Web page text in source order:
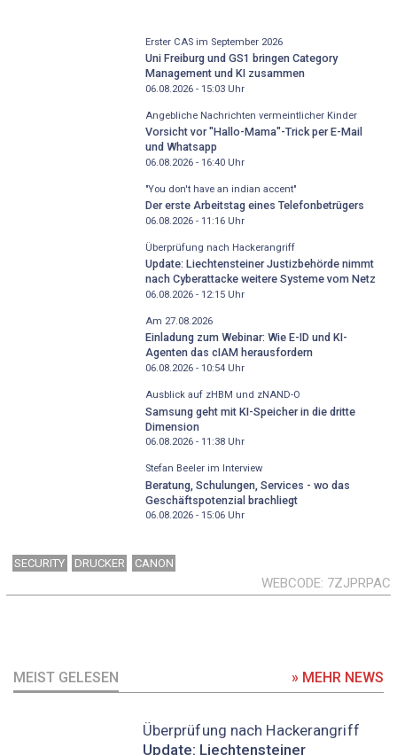
Erster CAS im September 2026
Uni Freiburg und GS1 bringen Category
Management und KI zusammen
06.08.2026 - 15:03Uhr
Angebliche Nachrichten vermeintlicher Kinder
Vorsicht vor "Hallo-Mama"-Trick per E-Mail
und Whatsapp
06.08.2026 - 16:40Uhr
"You don't have an indian accent"
Der erste Arbeitstag eines Telefonbetrügers
06.08.2026 - 11:16Uhr
Überprüfung nach Hackerangriff
Update: Liechtensteiner Justizbehörde nimmt
nach Cyberattacke weitere Systeme vom Netz
06.08.2026 - 12:15Uhr
Am 27.08.2026
Einladung zum Webinar: Wie E-ID und KI-
Agenten das cIAM herausfordern
06.08.2026 - 10:54Uhr
Ausblick auf zHBM und zNAND-O
Samsung geht mit KI-Speicher in die dritte
Dimension
06.08.2026 - 11:38Uhr
Stefan Beeler im Interview
Beratung, Schulungen, Services - wo das
Geschäftspotenzial brachliegt
06.08.2026 - 15:06Uhr
SECURITY DRUCKER CANON
WEBCODE 7ZJPRPAC
MEIST GELESEN » MEHR NEWS
Überprüfung nach Hackerangriff
Update: Liechtensteiner